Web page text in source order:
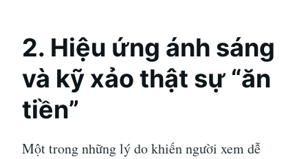
2. Hiệu ứng ánh sáng
và kỹ xảo thật sự “ăn
tiền”
Một trong những lý do khiến người xem dễ